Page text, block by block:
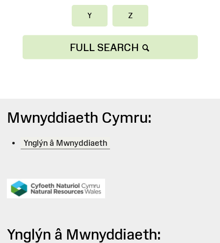
Y Z
FULL SEARCH
Mwnyddiaeth Cymru:
Ynglýn â Mwnyddiaeth
Ynglýn â Mwnyddiaeth: